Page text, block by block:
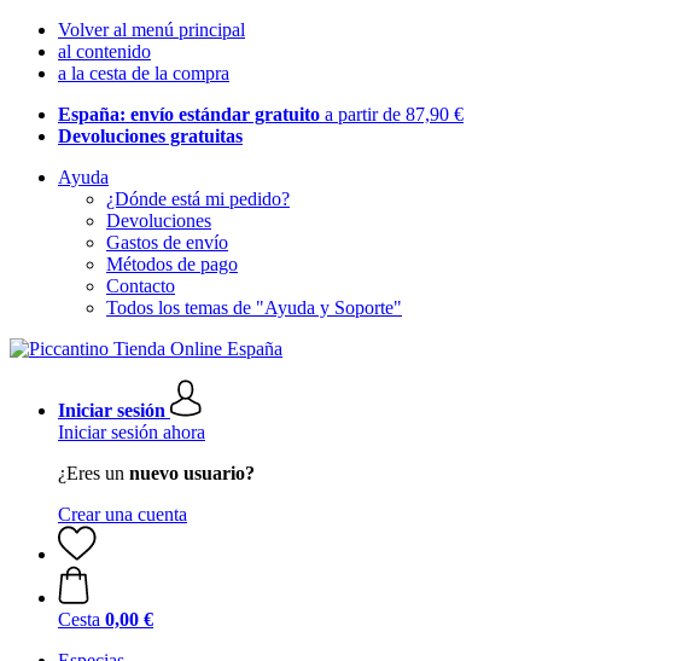
Volver al menú principal
al contenido
a la cesta de la compra
España: envío estándar gratuito a partir de 87,90 €
Devoluciones gratuitas
Ayuda
¿Dónde está mi pedido?
Devoluciones
Gastos de envío
Métodos de pago
Contacto
Todos los temas de "Ayuda y Soporte"
Iniciar sesión
Iniciar sesión ahora
¿Eres un nuevo usuario?
Crear una cuenta
Cesta 0,00 €